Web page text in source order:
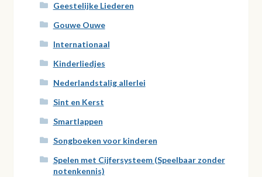
Geestelijke Liederen
Gouwe Ouwe
Internationaal
Kinderliedjes
Nederlandstalig allerlei
Sint en Kerst
Smartlappen
Songboeken voor kinderen
Spelen met Cijfersysteem (Speelbaar zonder
notenkennis)